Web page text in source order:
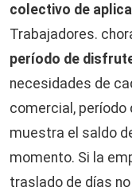
colectivo de
Trabajadores.
período de
necesidades de
comercial, período
muestra el saldo
momento. Si la
traslado de días